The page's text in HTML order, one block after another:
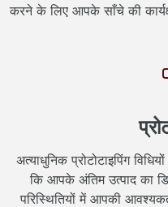
करने के लिए आपके साँचे की
अत्याधुनिक प्रोटोटाइपिंग
कि आपके अंतिम उत्पाद का
परिस्थितियों में आपकी